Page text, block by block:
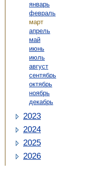
январь
февраль
март
апрель
май
июнь
июль
август
сентябрь
октябрь
ноябрь
декабрь
2023
2024
2025
2026